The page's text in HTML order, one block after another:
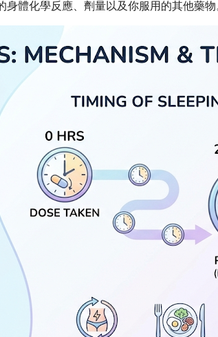
體化學反應、劑量以及你服用的其他藥物